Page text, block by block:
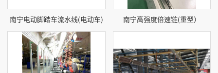
南宁电动脚踏车流水线(电动车) 南宁高强度倍速链(重型）